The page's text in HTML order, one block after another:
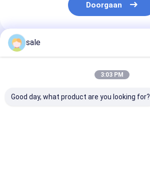
Doorgaan
Geadviseerde Producten
sale
3:03 PM
Good day, what product are you looking for?